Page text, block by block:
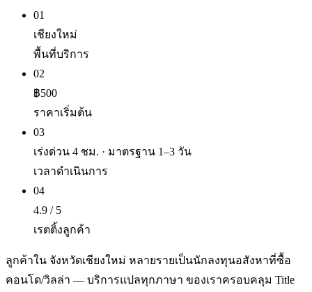
01
เชียงใหม่
พื้นที่บริการ
02
฿500
ราคาเริ่มต้น
03
เร่งด่วน 4 ชม. · มาตรฐาน 1–3 วัน
เวลาดำเนินการ
04
4.9 / 5
เรตติ้งลูกค้า
ลูกค้าใน จังหวัดเชียงใหม่ หลายรายเป็นนักลงทุนอสังหาที่ซื้อ
คอนโด/วิลล่า — บริการแปลทุกภาษา ของเราครอบคลุม Title